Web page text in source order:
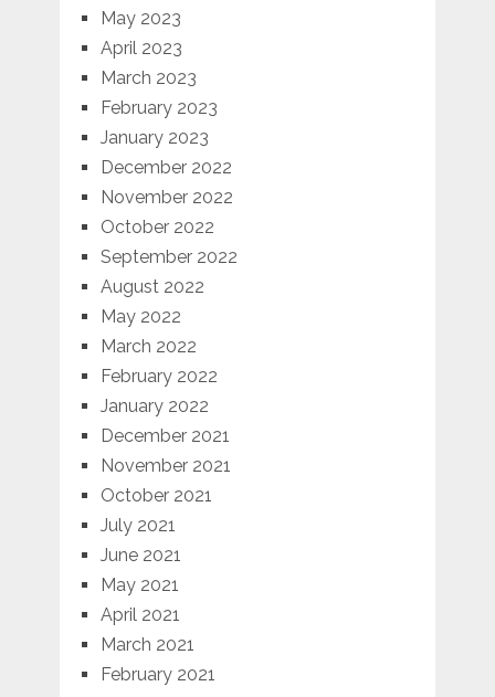
May 2023
April 2023
March 2023
February 2023
January 2023
December 2022
November 2022
October 2022
September 2022
August 2022
May 2022
March 2022
February 2022
January 2022
December 2021
November 2021
October 2021
July 2021
June 2021
May 2021
April 2021
March 2021
February 2021